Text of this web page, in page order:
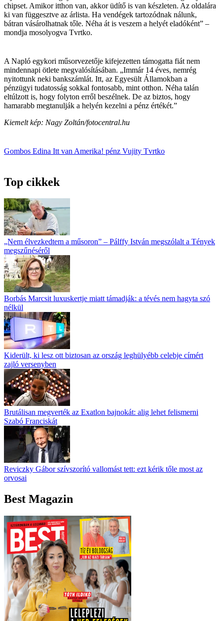
chipset. Amikor itthon van, akkor üdítő is van készleten. Az oldalára
ki van függesztve az árlista. Ha vendégek tartozódnak nálunk,
bátran vásárolhatnak tőle. Néha át is veszem a helyét eladóként” –
mondja mosolyogva Tvrtko.
A Napló egykori műsorvezetője kifejezetten támogatta fiát nem
mindennapi ötlete megvalósításában. „Immár 14 éves, nemrég
nyitottunk neki bankszámlát. Itt, az Egyesült Államokban a
pénzügyi tudatosság sokkal fontosabb, mint otthon. Néha talán
eltúlzott is, hogy folyton erről beszélnek. De az biztos, hogy
hamarabb megtanulják a helyén kezelni a pénz értékét.”
Kiemelt kép: Nagy Zoltán/fotocentral.hu
Gombos Edina Itt van Amerika! pénz Vujity Tvrtko
Top cikkek
„Nem élvezkedtem a műsoron” – Pálffy István megszólalt a Tények
megszűnéséről
Borbás Marcsit luxuskertje miatt támadják: a tévés nem hagyta szó
nélkül
Kiderült, ki lesz ott biztosan az ország leghülyébb celebje címért
zajló versenyben
Brutálisan megverték az Exatlon bajnokát: alig lehet felismerni
Szabó Franciskát
Reviczky Gábor szívszorító vallomást tett: ezt kérik tőle most az
orvosai
Best Magazin